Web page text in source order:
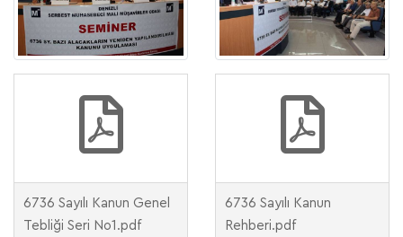
6736 Sayılı Kanun Genel
Tebliği Seri No1.pdf
6736 Sayılı Kanun
Rehberi.pdf